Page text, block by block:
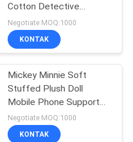
Cotton Detective
Pikachu Cuddly Toy
Disesuaikan
Negotiate MOQ:1000
KONTAK
Mickey Minnie Soft
Stuffed Plush Doll
Mobile Phone Support
Frame Disesuaikan
Negotiate MOQ:1000
KONTAK